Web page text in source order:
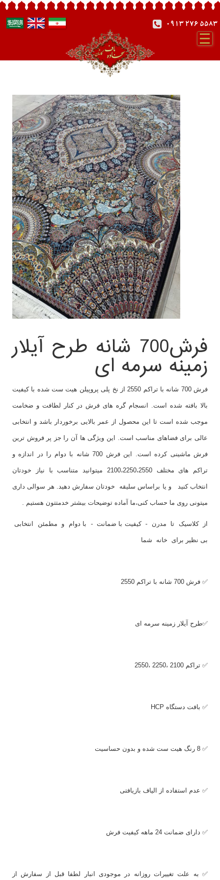
0913 276 5583
فرش700 شانه طرح آیلار
زمینه سرمه ای
فرش 700 شانه با تراکم 2550 از نخ پلی پروپیلن هیت ست شده با کیفیت
بالا بافته شده است. انسجام گره های فرش در کنار لطافت و ضخامت
موجب شده است تا این محصول از عمر بالایی برخوردار باشد و انتخابی
عالی برای فضاهای مناسب است. این ویژگی ها آن را جز پر فروش ترین
فرش ماشینی کرده است. این فرش 700 شانه با دوام را در اندازه و
تراکم های مختلف 2100،2250،2550 میتوانید متناسب با نیاز خودتان
انتخاب کنید و یا براساس سلیقه خودتان سفارش دهید. هر سوالی داری
میتونی روی ما حساب کنی،ما آماده توضیحات بیشتر خدمتتون هستیم .
از کلاسیک تا مدرن - کیفیت با ضمانت - با دوام و مطمئن انتخابی
بی نظیر برای خانه شما
✅ فرش 700 شانه با تراکم 2550
✅طرح آیلار زمینه سرمه ای
✅ تراکم 2100 ،2250 ،2550
✅ بافت دستگاه HCP
✅ 8 رنگ هیت ست شده و بدون حساسیت
✅ عدم استفاده از الیاف بازیافتی
✅ دارای ضمانت 24 ماهه کیفیت فرش
✅ به علت تغییرات روزانه در موجودی انبار لطفا قبل از سفارش از